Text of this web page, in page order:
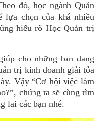
đó, học ngành Quản
lựa chọn của khá nhiều
hiểu rõ Học Quản trị
những bạn đang
trị kinh doanh giải tỏa
Vậy “Cơ hội việc làm
chúng ta sẽ cùng tìm
lai các bạn nhé.